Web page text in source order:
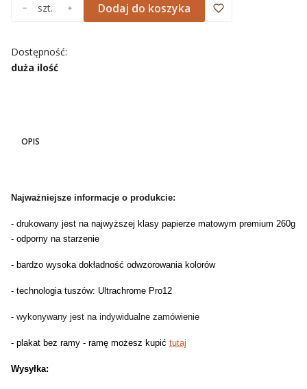
szt.
Dodaj do koszyka
Dostępność:
duża ilość
OPIS
Najważniejsze informacje o produkcie:
- drukowany jest na najwyższej klasy papierze matowym premium 260g
- odporny na starzenie
- bardzo wysoka dokładność odwzorowania kolorów
- technologia tuszów: Ultrachrome Pro12
- wykonywany jest na indywidualne zamówienie
- plakat bez ramy - ramę możesz kupić tutaj
Wysyłka: